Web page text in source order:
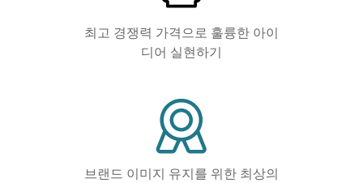
최고 경쟁력 가격으로 훌륭한 아이
디어 실현하기
브랜드 이미지 유지를 위한 최상의